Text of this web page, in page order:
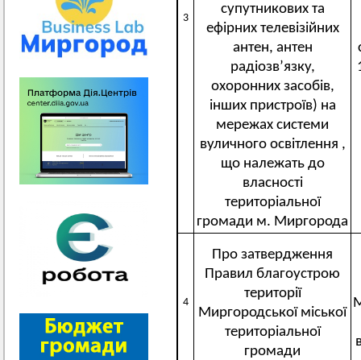
3
супутникових та
ефірних телевізійних
антен, антен
радіозв’язку,
охоронних засобів,
інших пристроїв) на
мережах системи
вуличного освітлення ,
що належать до
власності
територіальної
громади м. Миргорода
4
Про затвердження
Правил благоустрою
території
Миргородської міської
територіальної
громади